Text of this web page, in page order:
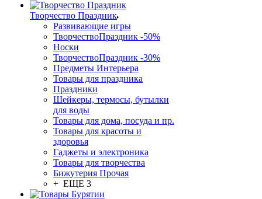
Творчество Праздник
Развивающие игры
ТворчествоПраздник -50%
Носки
ТворчествоПраздник -30%
Предметы Интерьера
Товары для праздника
Праздники
Шейкеры, термосы, бутылки
для воды
Товары для дома, посуда и пр.
Товары для красоты и
здоровья
Гаджеты и электроника
Товары для творчества
Бижутерия Прочая
+ ЕЩЕ 3